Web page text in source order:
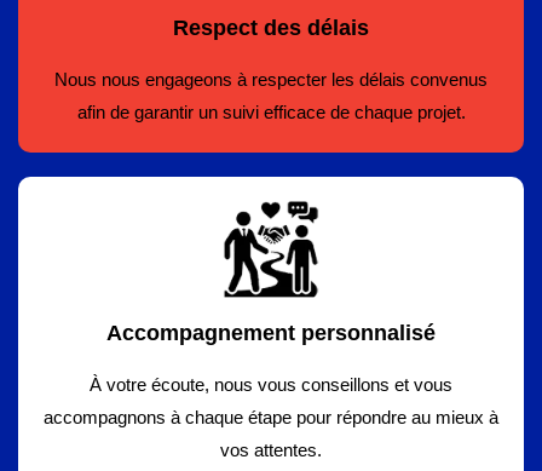
Respect des délais
Nous nous engageons à respecter les délais convenus
afin de garantir un suivi efficace de chaque projet.
Accompagnement personnalisé
À votre écoute, nous vous conseillons et vous
accompagnons à chaque étape pour répondre au mieux à
vos attentes.